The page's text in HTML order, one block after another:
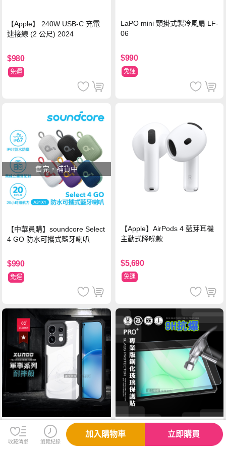
【Apple】 240W USB-C 充電
連接線 (2 公尺) 2024
$980
免運
LaPO mini 頸掛式製冷風扇 LF-
06
$990
免運
售完，補貨中
【中華員購】soundcore Select
4 GO 防水可攜式藍牙喇叭
$990
免運
【Apple】AirPods 4 藍芽耳機
主動式降噪款
$5,690
免運
XUNDD訊迪 軍事防摔 OPPO R
eno16 F 鏡頭全包覆 清透保護
超抗刮 三星 Galaxy Tab A11 /
A11 LTE 8.7吋 專業版疏水疏油
收藏清單 瀏覽紀錄
加入購物車 立即購買